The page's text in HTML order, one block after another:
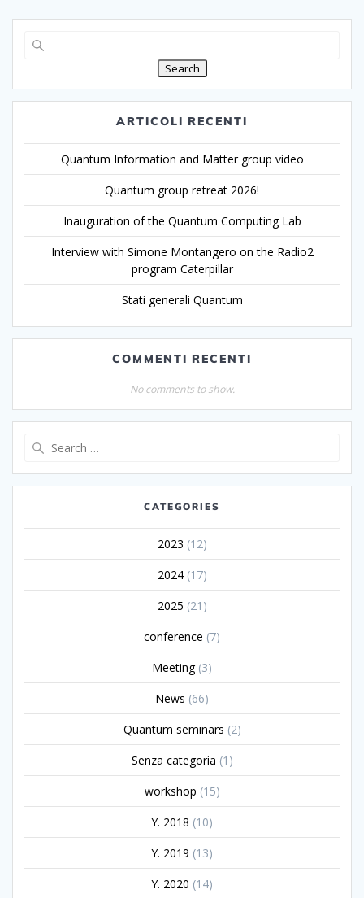
Search
ARTICOLI RECENTI
Quantum Information and Matter group video
Quantum group retreat 2026!
Inauguration of the Quantum Computing Lab
Interview with Simone Montangero on the Radio2
program Caterpillar
Stati generali Quantum
COMMENTI RECENTI
No comments to show.
CATEGORIES
2023 (12)
2024(17)
2025 (21)
conference (7)
Meeting(3)
News (66)
Quantum seminars (2)
Senza categoria (1)
workshop (15)
Y. 2018 (10)
Y. 2019 (13)
Y. 2020 (14)